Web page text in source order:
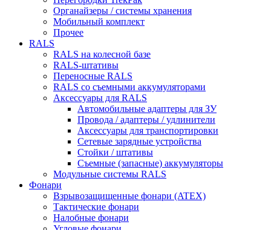
Органайзеры / системы хранения
Мобильный комплект
Прочее
RALS
RALS на колесной базе
RALS-штативы
Переносные RALS
RALS со съемными аккумуляторами
Аксессуары для RALS
Автомобильные адаптеры для ЗУ
Провода / адаптеры / удлинители
Аксессуары для транспортировки
Сетевые зарядные устройства
Стойки / штативы
Съемные (запасные) аккумуляторы
Модульные системы RALS
Фонари
Взрывозащищенные фонари (ATEX)
Тактические фонари
Налобные фонари